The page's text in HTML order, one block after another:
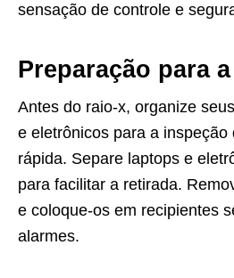
sensação de controle e
Preparação para
Antes do raio-x, organize
e eletrônicos para a inspeção
rápida. Separe laptops e
para facilitar a retirada.
e coloque-os em recipientes
alarmes.